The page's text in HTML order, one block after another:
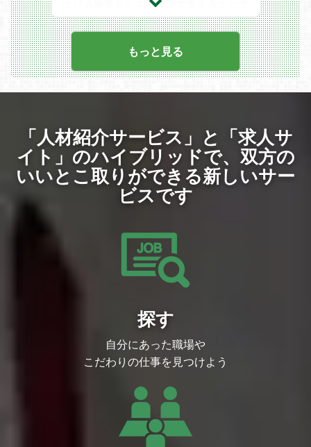
き合うことができます。
担当プロダクト
・情報システム業務全般
使用ツール/言語
【使用サービス・システム例】
Jamf
Box
Slack
Zoom
Notion
Miro
GitHub / GitLab
Google Cloud（全般）
Azure（全般）
・雇い入れ直後 ：情報システム関連業
務、およびこれに付随する業務全般
・変更の範囲 ：会社の指示する業務全
募集部門
管理本部 情報システム部
クリーチャーズは「ポケモンカードゲー
ム」の開発のほか、ポケモン関連のデジタ
ルゲーム開発や3DCGの制作を行っている
クリエイター中心の会社です。
上げる施策をシステム面で支えることで
す。
新しい事にチャレンジしたい方や、日々め
まぐるしく変わる幅広い技術スタックに一
緒に挑戦していただけるエンジニアを求め
ています。
＜具体的な業務内容＞
・独自ブロックチェーンの保守、運用
発全般（決済システムやゲーム内ポイント
システムなど）
・全社共通のデータ分析システムのETL/
データパイプラインの設計、開発、保守運
用
・各種イベントやキャンペーンを支援する
バックエンドシステムの開発全般
・NFTマーケットプレイス『リセラ(Resel
＜開発環境＞
・言語：PHP, MySQL, Go, Python
・インフラ：Amazon Web Service(EC2,
Aurora など), Google Cloud Platform(Kub
ernetes Engine, AppEngine, Cloud Run, S
panner, BigQuery, Dataflow, Pub/Sub その
もっと見る
「人材紹介サービス」と「求人サ
イト」のハイブリッドで、双方の
いいとこ取りができる新しいサー
ビスです
探す
自分にあった職場や
こだわりの仕事を見つけよう